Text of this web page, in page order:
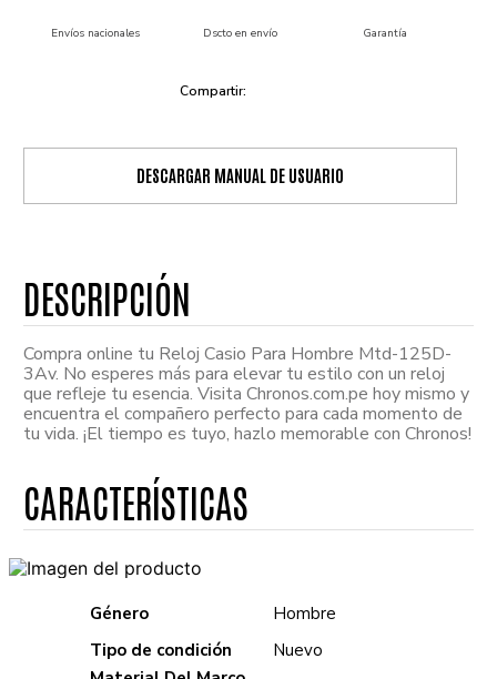
Envíos nacionales Dscto en envío Garantía
DESCARGAR MANUAL DE USUARIO
Compra online tu Reloj Casio Para Hombre Mtd-125D-
3Av. No esperes más para elevar tu estilo con un reloj
que refleje tu esencia. Visita Chronos.com.pe hoy mismo y
encuentra el compañero perfecto para cada momento de
tu vida. ¡El tiempo es tuyo, hazlo memorable con Chronos!
Género
Hombre
Tipo de condición
Nuevo